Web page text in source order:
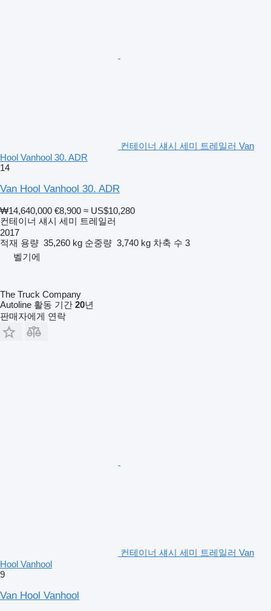
컨테이너 섀시 세미 트레일러 Van
Hool Vanhool 30. ADR
14
Van Hool Vanhool 30. ADR
₩14,640,000 €8,900 ≈ US$10,280
컨테이너 섀시 세미 트레일러
2017
적재 용량 35,260 kg 순중량 3,740 kg 차축 수 3
벨기에
The Truck Company
Autoline 활동 기간 20년
판매자에게 연락
컨테이너 섀시 세미 트레일러 Van
Hool Vanhool
9
Van Hool Vanhool